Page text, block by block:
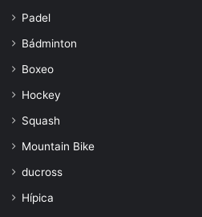
Padel
Bádminton
Boxeo
Hockey
Squash
Mountain Bike
ducross
Hípica